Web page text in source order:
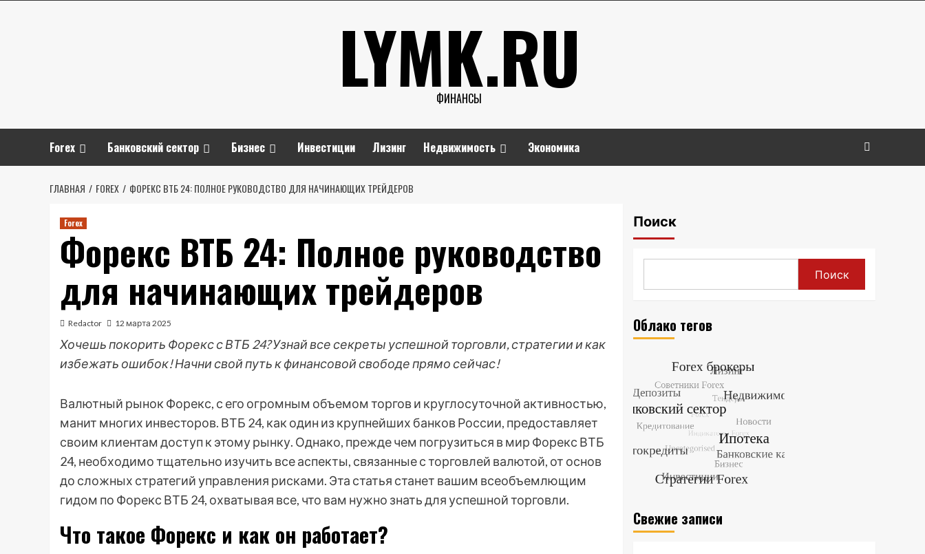
LYMK.RU
ФИНАНСЫ
Forex Банковский сектор Бизнес Инвестиции Лизинг Недвижимость Экономика
ГЛАВНАЯ FOREX ФОРЕКС ВТБ 24: ПОЛНОЕ РУКОВОДСТВО ДЛЯ НАЧИНАЮЩИХ ТРЕЙДЕРОВ
Forex
Форекс ВТБ 24: Полное руководство
для начинающих трейдеров
Redactor 12 марта 2025
Хочешь покорить Форекс с ВТБ 24? Узнай все секреты успешной торговли, стратегии и как
избежать ошибок! Начни свой путь к финансовой свободе прямо сейчас!
Валютный рынок Форекс, с его огромным объемом торгов и круглосуточной активностью,
манит многих инвесторов. ВТБ 24, как один из крупнейших банков России, предоставляет
своим клиентам доступ к этому рынку. Однако, прежде чем погрузиться в мир Форекс ВТБ
24, необходимо тщательно изучить все аспекты, связанные с торговлей валютой, от основ
до сложных стратегий управления рисками. Эта статья станет вашим всеобъемлющим
гидом по Форекс ВТБ 24, охватывая все, что вам нужно знать для успешной торговли.
Что такое Форекс и как он работает?
Поиск
Поиск
Облако тегов
Свежие записи